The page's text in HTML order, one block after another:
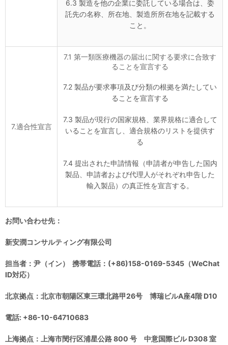
6.3 製造を他の企業に委託している場合は、委
託先の名称、所在地、製造所所在地を記載する
こと。
7.適合性宣言
7.1 第一類医療機器の届出に関する要求に合致す
ることを宣言する
7.2 製品が要求事項及び分類の根拠を満たしてい
ることを宣言する
7.3 製品が現行の国家規格、業界規格に適合して
いることを宣言し、適合規格のリストを提供す
る
7.4 提出された申請情報（申請者が申告した国内
製品、申請者および代理人がそれぞれ申告した
輸入製品）の真正性を宣言する。
お問い合わせ先：
新安潤コンサルティング有限公司
担当者：尹（イン） 携帯電話：(+86)158-0169-5345（WeChat
ID対応）
北京拠点：北京市朝陽区東三環北路甲26号 博瑞ビルA座4階 D10
電話: +86-10-64710683
上海拠点：上海市閔行区浦星公路 800 号 中意国際ビル D308 室